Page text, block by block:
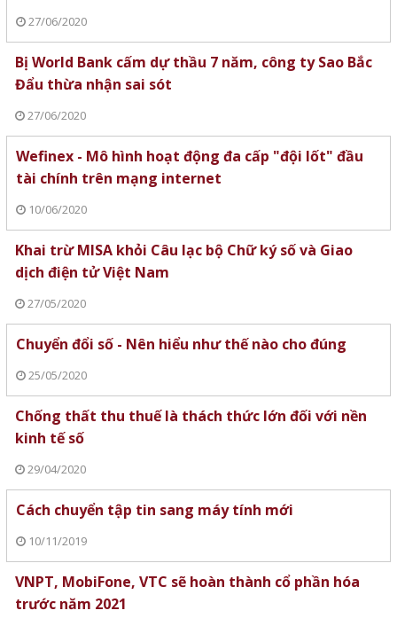
27/06/2020
Bị World Bank cấm dự thầu 7 năm, công ty Sao Bắc
Đẩu thừa nhận sai sót
27/06/2020
Wefinex - Mô hình hoạt động đa cấp "đội lốt" đầu
tài chính trên mạng internet
10/06/2020
Khai trừ MISA khỏi Câu lạc bộ Chữ ký số và Giao
dịch điện tử Việt Nam
27/05/2020
Chuyển đổi số - Nên hiểu như thế nào cho đúng
25/05/2020
Chống thất thu thuế là thách thức lớn đối với nền
kinh tế số
29/04/2020
Cách chuyển tập tin sang máy tính mới
10/11/2019
VNPT, MobiFone, VTC sẽ hoàn thành cổ phần hóa
trước năm 2021